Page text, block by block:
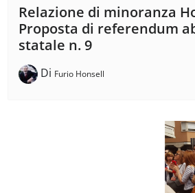
Relazione di minoranza
Proposta di referendum
statale n. 9
Di Furio Honsell